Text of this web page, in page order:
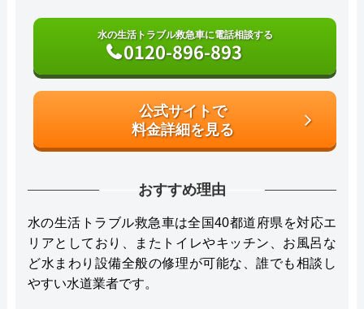
水の生活トラブル救急車に電話相談する
0120-896-893
公式サイトで
料金詳細を見る
おすすめ理由
水の生活トラブル救急車は全国40都道府県を対応エ
リアとしており、またトイレやキッチン、お風呂な
ど水まわり設備全般の修理が可能な、誰でも相談し
やすい水道業者です。